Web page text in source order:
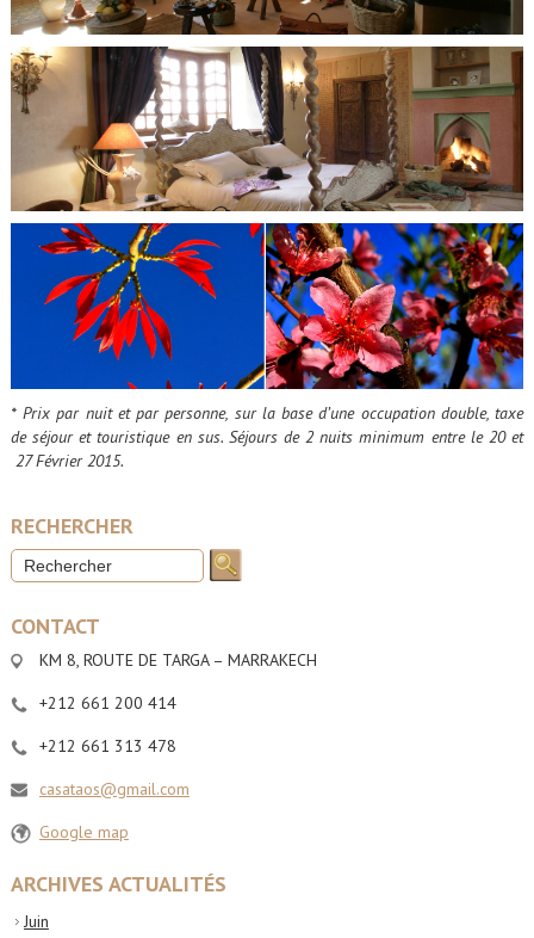
* Prix par nuit et par personne, sur la base d’une occupation double, taxe
de séjour et touristique en sus. Séjours de 2 nuits minimum entre le 20 et
27 Février 2015.
RECHERCHER
CONTACT
KM 8, ROUTE DE TARGA – MARRAKECH
+212 661 200 414
+212 661 313 478
casataos@gmail.com
Google map
ARCHIVES ACTUALITÉS
Juin